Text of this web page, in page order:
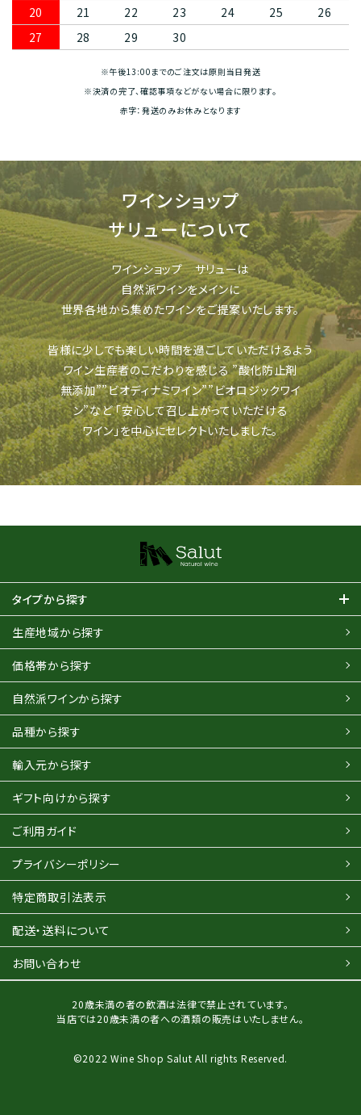
20
21 22 23 24 25
26
27
28 29 30
※午後13:00までのご注文は原則当日発送
※決済の完了、確認事項などがない場合に限ります。
赤字：発送のみお休みとなります
ワインショップ
サリューについて
ワインショップ サリューは
自然派ワインをメインに
世界各地から集めたワインをご提案いたします。
皆様に少しでも楽しい時間を過ごしていただけるよう
ワイン生産者のこだわりを感じる”酸化防止剤
無添加””ビオディナミワイン””ビオロジックワイ
ン”など「安心して召し上がっていただける
ワイン」を中心にセレクトいたしました。
タイプから探す
生産地域から探す
価格帯から探す
自然派ワインから探す
品種から探す
輸入元から探す
ギフト向けから探す
ご利用ガイド
プライバシーポリシー
特定商取引法表示
配送・送料について
お問い合わせ
20歳未満の者の飲酒は法律で禁止されています。
当店では20歳未満の者への酒類の販売はいたしません。
©2022 Wine Shop Salut All rights Reserved.